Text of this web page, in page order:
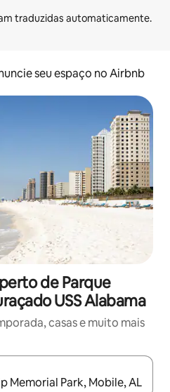
seu espaço no Airbnb
de Parque
USS Alabama
casas e muito mais
disponíveis, explore-os